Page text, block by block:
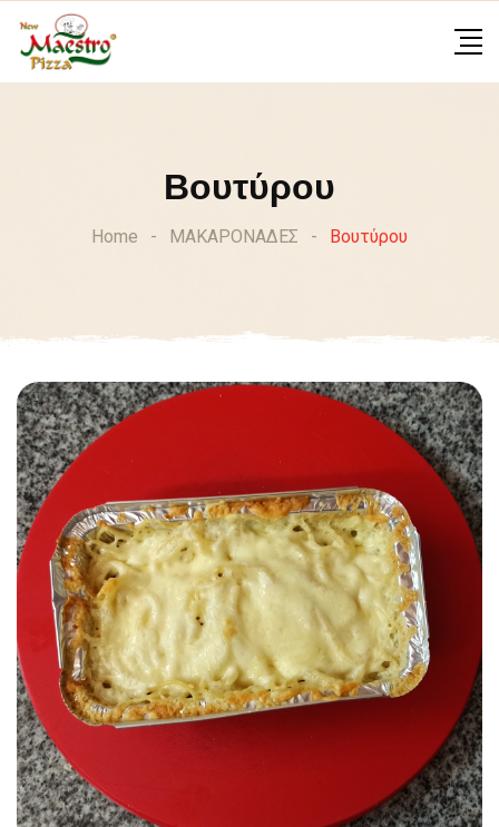
content
Βουτύρου
Home - ΜΑΚΑΡΟΝΑΔΕΣ - Βουτύρου